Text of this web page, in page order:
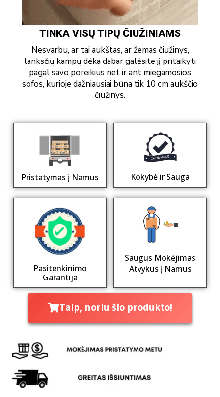
TINKA VISŲ TIPŲ ČIUŽINIAMS
Nesvarbu, ar tai aukštas, ar žemas čiužinys,
lanksčių kampų dėka dabar galėsite jį pritaikyti
pagal savo poreikius net ir ant miegamosios
sofos, kurioje dažniausiai būna tik 10 cm aukščio
čiužinys.
Pristatymas į Namus Kokybė ir Sauga
Pasitenkinimo
Garantija
Saugus Mokėjimas
Atvykus į Namus
Taip, noriu šio produkto!